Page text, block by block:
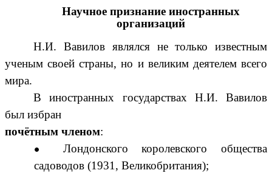
Научное признание иностранных
организаций
Н.И. Вавилов являлся не только известным
ученым своей страны, но и великим деятелем всего
мира.
В иностранных государствах Н.И. Вавилов
был избран
почётным членом:
Лондонского королевского общества
садоводов (1931, Великобритания);